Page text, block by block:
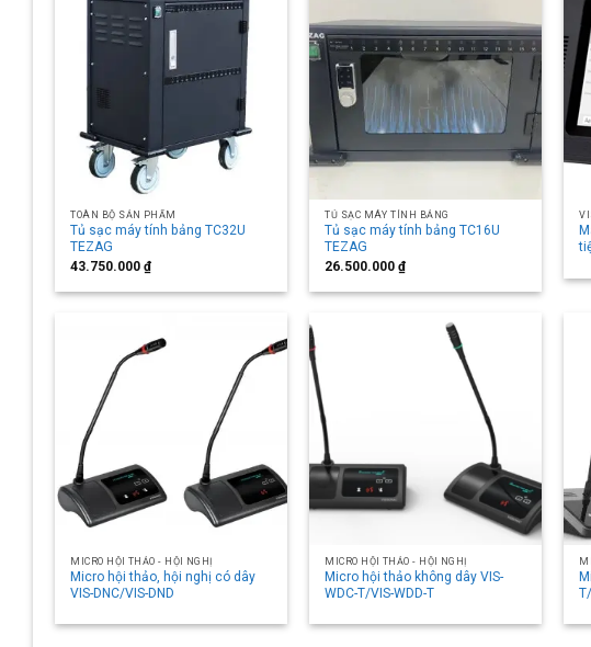
TOÀN BỘ SẢN PHẨM
Tủ sạc máy tính bảng TC32U
TEZAG
43.750.000₫
TỦ SẠC MÁY TÍNH BẢNG
Tủ sạc máy tính bảng TC16U
TEZAG
26.500.000₫
MICRO HỘI THẢO - HỘI NGHỊ
Micro hội thảo, hội nghị có dây
VIS-DNC/VIS-DND
MICRO HỘI THẢO - HỘI NGHỊ
Micro hội thảo không dây VIS-
WDC-T/VIS-WDD-T